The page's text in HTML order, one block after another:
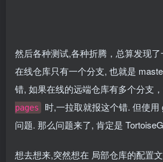
然后各种测试,各种折腾，总算发现
在线仓库只有一个分支, 也就是
错, 如果在线的远端仓库有多个分支
pages
时,一拉取就报这个错. 但使
问题. 那么问题来了, 肯定是
想去想来,突然想在 局部仓库的配置